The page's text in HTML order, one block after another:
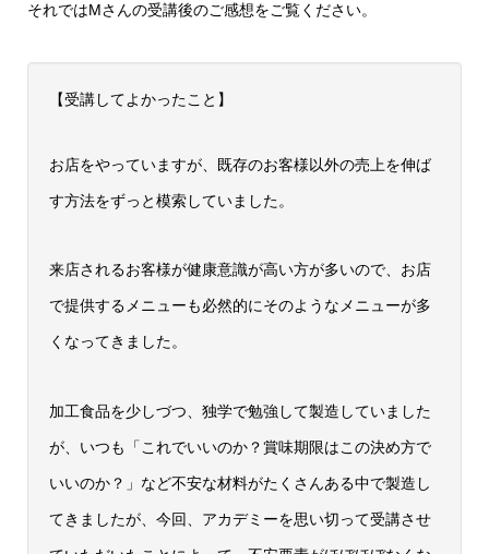
それではMさんの受講後のご感想をご覧ください。
【受講してよかったこと】
お店をやっていますが、既存のお客様以外の売上を伸ば
す方法をずっと模索していました。
来店されるお客様が健康意識が高い方が多いので、お店
で提供するメニューも必然的にそのようなメニューが多
くなってきました。
加工食品を少しづつ、独学で勉強して製造していました
が、いつも「これでいいのか？賞味期限はこの決め方で
いいのか？」など不安な材料がたくさんある中で製造し
てきましたが、今回、アカデミーを思い切って受講させ